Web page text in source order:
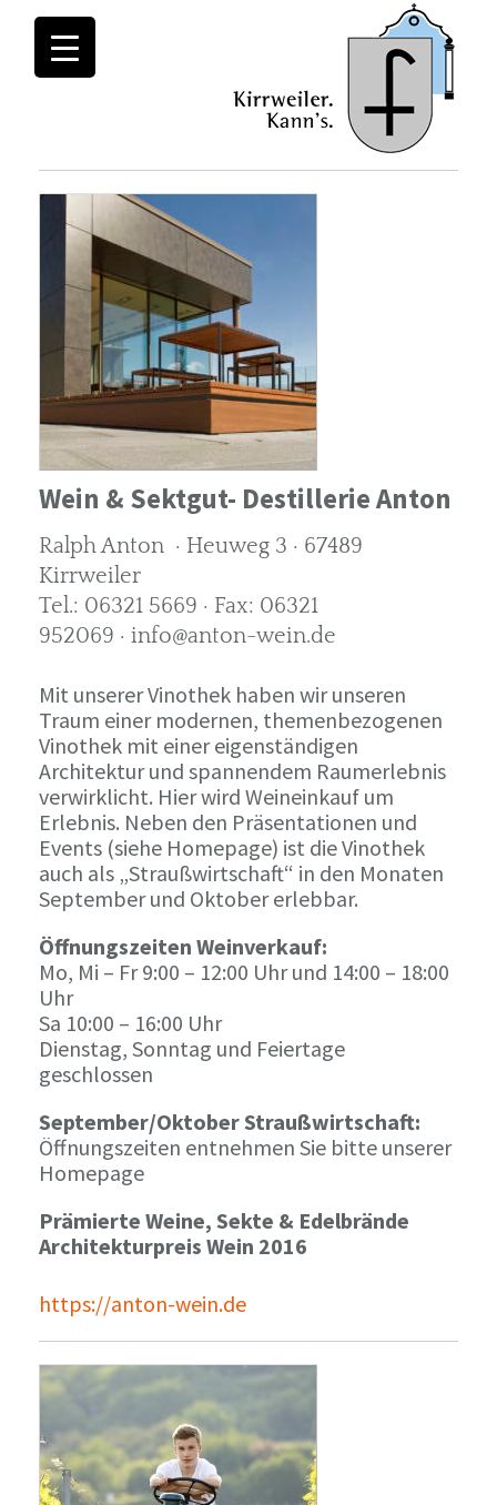
Wein & Sektgut- Destillerie Anton
Ralph Anton · Heuweg 3 · 67489
Kirrweiler
Tel.: 06321 5669 · Fax: 06321
952069 · info@anton-wein.de
Mit unserer Vinothek haben wir unseren
Traum einer modernen, themenbezogenen
Vinothek mit einer eigenständigen
Architektur und spannendem Raumerlebnis
verwirklicht. Hier wird Weineinkauf um
Erlebnis. Neben den Präsentationen und
Events (siehe Homepage) ist die Vinothek
auch als „Straußwirtschaft“ in den Monaten
September und Oktober erlebbar.
Öffnungszeiten Weinverkauf:
Mo, Mi – Fr 9:00 – 12:00 Uhr und 14:00 – 18:00
Uhr
Sa 10:00 – 16:00 Uhr
Dienstag, Sonntag und Feiertage
geschlossen
September/Oktober Straußwirtschaft:
Öffnungszeiten entnehmen Sie bitte unserer
Homepage
Prämierte Weine, Sekte & Edelbrände
Architekturpreis Wein 2016
https://anton-wein.de